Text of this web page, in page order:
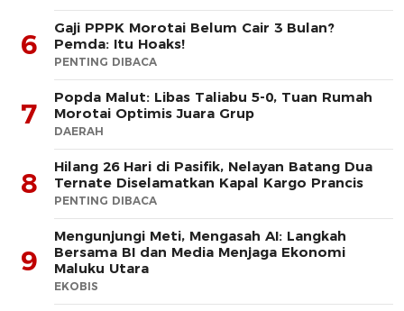
6
Gaji PPPK Morotai Belum Cair 3 Bulan?
Pemda: Itu Hoaks!
PENTING DIBACA
7
Popda Malut: Libas Taliabu 5-0, Tuan Rumah
Morotai Optimis Juara Grup
DAERAH
8
Hilang 26 Hari di Pasifik, Nelayan Batang Dua
Ternate Diselamatkan Kapal Kargo Prancis
PENTING DIBACA
9
Mengunjungi Meti, Mengasah AI: Langkah
Bersama BI dan Media Menjaga Ekonomi
Maluku Utara
EKOBIS